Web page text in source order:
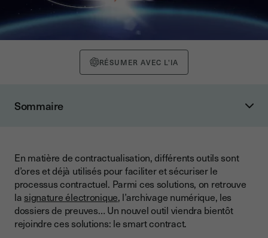
RÉSUMER AVEC L'IA
Sommaire
Le smart contract, un contrat totalement dématérialisé
L’avenir des smart contracts dans les relations
contractuelles
Les domaines concernés
En matière de contractualisation, différents outils sont
d’ores et déjà utilisés pour faciliter et sécuriser le
processus contractuel. Parmi ces solutions, on retrouve
la signature électronique, l’archivage numérique, les
dossiers de preuves… Un nouvel outil viendra bientôt
rejoindre ces solutions: le smart contract.